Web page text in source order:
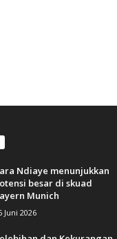
Ndiaye menunjukkan
besar di skuad
Munich
Juni 2026